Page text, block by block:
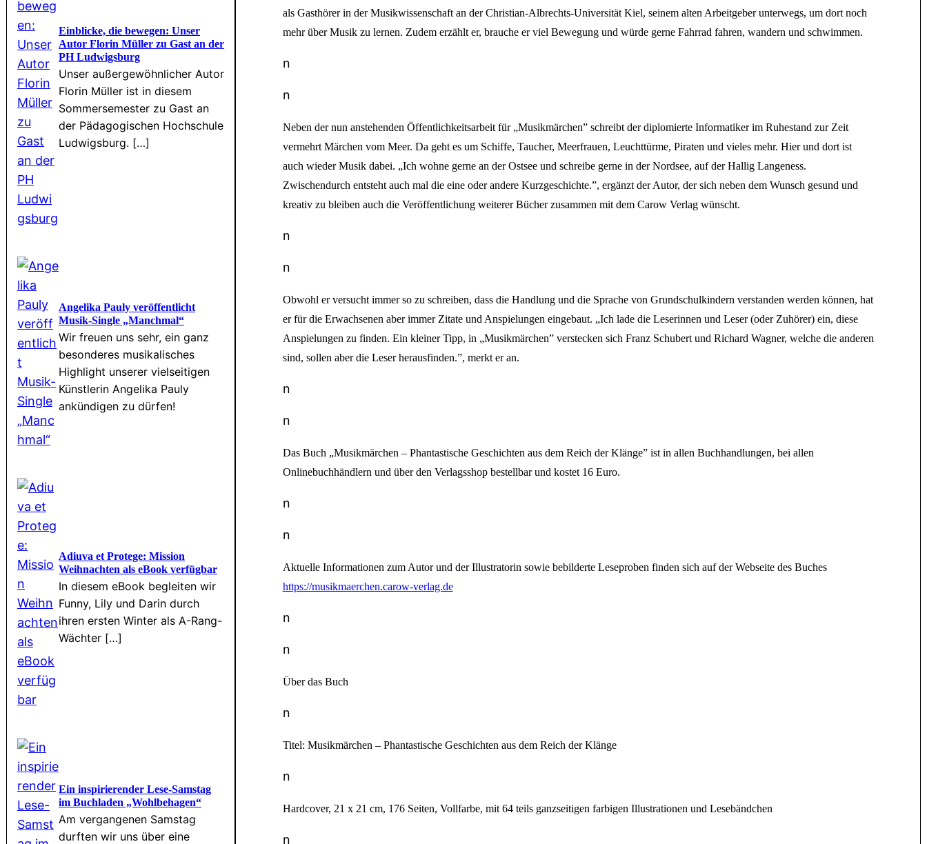
Einblicke, die bewegen: Unser
Autor Florin Müller zu Gast an der
PH Ludwigsburg
Unser außergewöhnlicher Autor
Florin Müller ist in diesem
Sommersemester zu Gast an
der Pädagogischen Hochschule
Ludwigsburg. […]
Angelika Pauly veröffentlicht
Musik-Single „Manchmal“
Wir freuen uns sehr, ein ganz
besonderes musikalisches
Highlight unserer vielseitigen
Künstlerin Angelika Pauly
ankündigen zu dürfen!
Adiuva et Protege: Mission
Weihnachten als eBook verfügbar
In diesem eBook begleiten wir
Funny, Lily und Darin durch
ihren ersten Winter als A-Rang-
Wächter […]
Ein inspirierender Lese-Samstag
im Buchladen „Wohlbehagen“
Am vergangenen Samstag
durften wir uns über eine
als Gasthörer in der Musikwissenschaft an der Christian-Albrechts-Universität Kiel, seinem alten Arbeitgeber unterwegs, um dort noch
mehr über Musik zu lernen. Zudem erzählt er, brauche er viel Bewegung und würde gerne Fahrrad fahren, wandern und schwimmen.
n
n
Neben der nun anstehenden Öffentlichkeitsarbeit für „Musikmärchen” schreibt der diplomierte Informatiker im Ruhestand zur Zeit
vermehrt Märchen vom Meer. Da geht es um Schiffe, Taucher, Meerfrauen, Leuchttürme, Piraten und vieles mehr. Hier und dort ist
auch wieder Musik dabei. „Ich wohne gerne an der Ostsee und schreibe gerne in der Nordsee, auf der Hallig Langeness.
Zwischendurch entsteht auch mal die eine oder andere Kurzgeschichte.”, ergänzt der Autor, der sich neben dem Wunsch gesund und
kreativ zu bleiben auch die Veröffentlichung weiterer Bücher zusammen mit dem Carow Verlag wünscht.
n
n
Obwohl er versucht immer so zu schreiben, dass die Handlung und die Sprache von Grundschulkindern verstanden werden können, hat
er für die Erwachsenen aber immer Zitate und Anspielungen eingebaut. „Ich lade die Leserinnen und Leser (oder Zuhörer) ein, diese
Anspielungen zu finden. Ein kleiner Tipp, in „Musikmärchen” verstecken sich Franz Schubert und Richard Wagner, welche die anderen
sind, sollen aber die Leser herausfinden.”, merkt er an.
n
n
Das Buch „Musikmärchen – Phantastische Geschichten aus dem Reich der Klänge” ist in allen Buchhandlungen, bei allen
Onlinebuchhändlern und über den Verlagsshop bestellbar und kostet 16 Euro.
n
n
Aktuelle Informationen zum Autor und der Illustratorin sowie bebilderte Leseproben finden sich auf der Webseite des Buches
https://musikmaerchen.carow-verlag.de
n
n
Über das Buch
n
Titel: Musikmärchen – Phantastische Geschichten aus dem Reich der Klänge
n
Hardcover, 21 x 21 cm, 176 Seiten, Vollfarbe, mit 64 teils ganzseitigen farbigen Illustrationen und Lesebändchen
n